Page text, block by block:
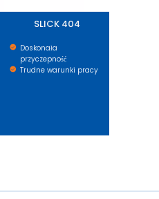
SLICK 404
Doskonała
przyczepność
Trudne warunki pracy